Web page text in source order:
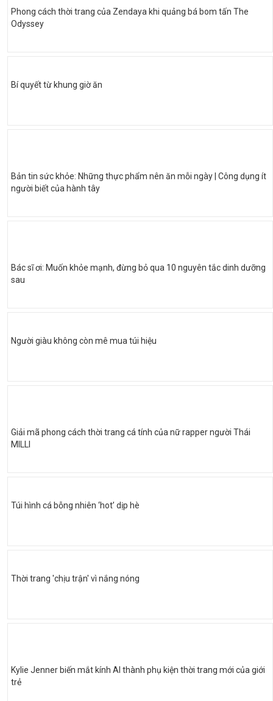
Phong cách thời trang của Zendaya khi quảng bá bom tấn The
Odyssey
Bí quyết từ khung giờ ăn
Bản tin sức khỏe: Những thực phẩm nên ăn mỗi ngày | Công dụng ít
người biết của hành tây
Bác sĩ ơi: Muốn khỏe mạnh, đừng bỏ qua 10 nguyên tắc dinh dưỡng
sau
Người giàu không còn mê mua túi hiệu
Giải mã phong cách thời trang cá tính của nữ rapper người Thái
MILLI
Túi hình cá bỗng nhiên ‘hot’ dịp hè
Thời trang 'chịu trận' vì nắng nóng
Kylie Jenner biến mắt kính AI thành phụ kiện thời trang mới của giới
trẻ